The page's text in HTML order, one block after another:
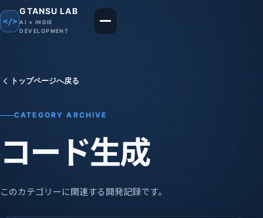
</>
GTANSU LAB
AI × INDIE
DEVELOPMENT
トップページへ戻る
CATEGORY ARCHIVE
コード生成
このカテゴリーに関連する開発記録です。